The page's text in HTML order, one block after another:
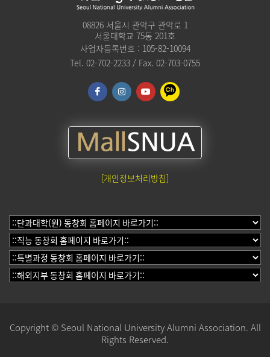
08826 서울시 관악구 관악로 1
서울대학교 75동 201호
사업자등록번호 : 105-82-10094
Tel. 02-702-2233 / Fax. 02-703-0755
[개인정보처리방침]
Copyright © Seoul National University Alumni Association. All
Rights Reserved.